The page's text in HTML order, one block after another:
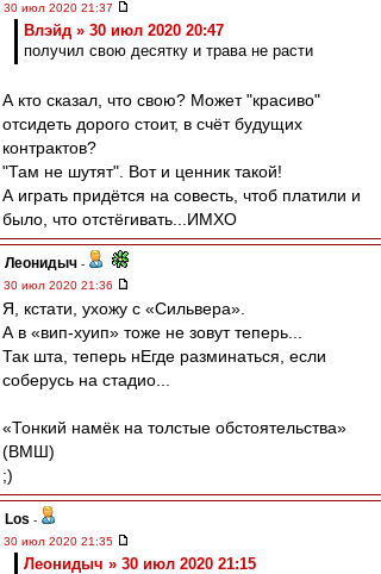
30 июл 2020 21:37
Влэйд » 30 июл 2020 20:47
получил свою десятку и трава не расти
А кто сказал, что свою? Может "красиво"
отсидеть дорого стоит, в счёт будущих
контрактов?
"Там не шутят". Вот и ценник такой!
А играть придётся на совесть, чтоб платили и
было, что отстёгивать...ИМХО
Леонидыч -
30 июл 2020 21:36
Я, кстати, ухожу с «Сильвера».
А в «вип-хуип» тоже не зовут теперь...
Так шта, теперь нЕгде разминаться, если
соберусь на стадио...
«Тонкий намёк на толстые обстоятельства»
(ВМШ)
;)
Los -
30 июл 2020 21:35
Леонидыч » 30 июл 2020 21:15